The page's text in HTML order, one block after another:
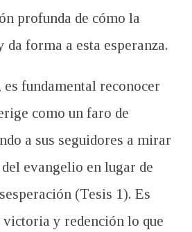
profunda de cómo la
forma a esta esperanza.
fundamental reconocer
como un faro de
a sus seguidores a mirar
evangelio en lugar de
(Tesis 1). Es
victoria y redención lo que